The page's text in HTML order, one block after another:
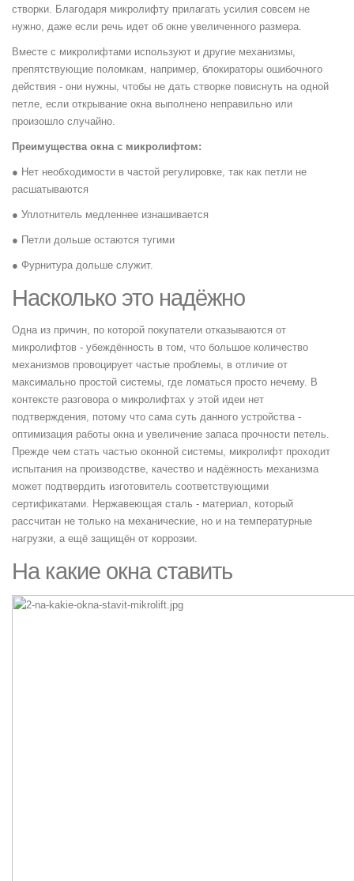
створки. Благодаря микролифту прилагать усилия совсем не
нужно, даже если речь идет об окне увеличенного размера.
Вместе с микролифтами используют и другие механизмы,
препятствующие поломкам, например, блокираторы ошибочного
действия - они нужны, чтобы не дать створке повиснуть на одной
петле, если открывание окна выполнено неправильно или
произошло случайно.
Преимущества окна с микролифтом:
● Нет необходимости в частой регулировке, так как петли не
расшатываются
● Уплотнитель медленнее изнашивается
● Петли дольше остаются тугими
● Фурнитура дольше служит.
Насколько это надёжно
Одна из причин, по которой покупатели отказываются от
микролифтов - убеждённость в том, что большое количество
механизмов провоцирует частые проблемы, в отличие от
максимально простой системы, где ломаться просто нечему. В
контексте разговора о микролифтах у этой идеи нет
подтверждения, потому что сама суть данного устройства -
оптимизация работы окна и увеличение запаса прочности петель.
Прежде чем стать частью оконной системы, микролифт проходит
испытания на производстве, качество и надёжность механизма
может подтвердить изготовитель соответствующими
сертификатами. Нержавеющая сталь - материал, который
рассчитан не только на механические, но и на температурные
нагрузки, а ещё защищён от коррозии.
На какие окна ставить